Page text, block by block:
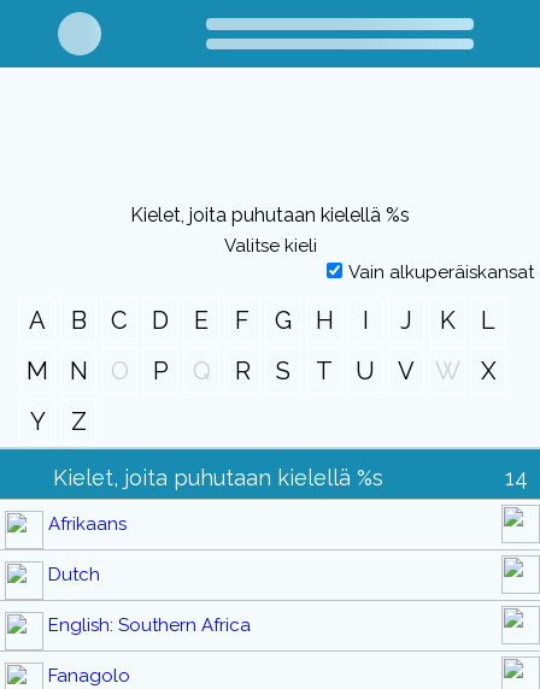
Kielet, joita puhutaan kielellä %s
Valitse kieli
Vain alkuperäiskansat
A B C D E F G H I J K
L
M
N O P Q R S T U V W
X
Y
Z
Kielet, joita puhutaan kielellä %s 14
Afrikaans
Dutch
English: Southern Africa
Fanagolo